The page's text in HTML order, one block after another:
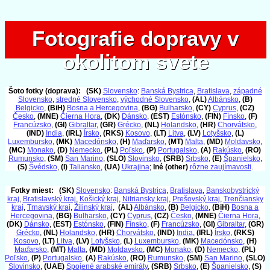
Fotografie dopravy v
okolitom svete
Fotografie dopravy v
okolitom svete
Šoto fotky (doprava): (SK) Slovensko: Banská Bystrica, Bratislava, západné
Slovensko, stredné Slovensko, východné Slovensko, (AL)Albánsko, (B)
Belgicko, (BiH) Bosna a Hercegovina, (BG) Bulharsko, (CY) Cyprus, (CZ)
Česko, (MNE) Čierna Hora, (DK) Dánsko, (EST) Estónsko, (FIN) Fínsko, (F)
Francúzsko, (GI) Gibraltar, (GR) Grécko, (NL) Holandsko, (HR) Chorvátsko,
(IND) India, (IRL) Írsko, (RKS) Kosovo, (LT) Litva, (LV) Lotyšsko, (L)
Luxembursko, (MK) Macedónsko, (H) Maďarsko, (MT) Malta, (MD) Moldavsko,
(MC) Monako, (D) Nemecko, (PL) Poľsko, (P) Portugalsko, (A) Rakúsko, (RO)
Rumunsko, (SM) San Marino, (SLO) Slovinsko, (SRB) Srbsko, (E) Španielsko,
(S) Švédsko, (I) Taliansko, (UA) Ukrajina; Iné (other) rôzne zaujímavosti.
Fotky miest: (SK) Slovensko: Banská Bystrica, Bratislava, Banskobystrický
kraj, Bratislavský kraj, Košický kraj, Nitriansky kraj, Prešovský kraj, Trenčiansky
kraj, Trnavský kraj, Žilinský kraj, (AL)Albánsko, (B) Belgicko, (BiH) Bosna a
Hercegovina, (BG) Bulharsko, (CY) Cyprus, (CZ) Česko, (MNE) Čierna Hora,
(DK) Dánsko, (EST) Estónsko, (FIN) Fínsko, (F) Francúzsko, (GI) Gibraltar, (GR)
Grécko, (NL) Holandsko, (HR) Chorvátsko, (IND) India, (IRL) Írsko, (RKS)
Kosovo, (LT) Litva, (LV) Lotyšsko, (L) Luxembursko, (MK) Macedónsko, (H)
Maďarsko, (MT) Malta, (MD) Moldavsko, (MC) Monako, (D) Nemecko, (PL)
Poľsko, (P) Portugalsko, (A) Rakúsko, (RO) Rumunsko, (SM) San Marino, (SLO)
Slovinsko, (UAE) Spojené arabské emiráty, (SRB) Srbsko, (E) Španielsko, (S)